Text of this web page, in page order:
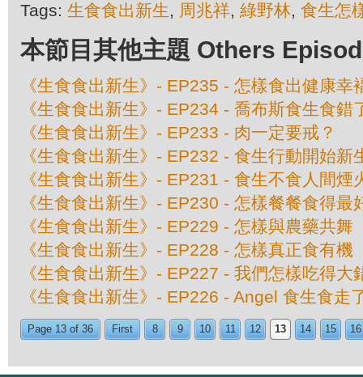
Tags: 生食食出新生, 周兆祥, 綠野林, 食生怎
本節目其他主題 Others
《生食食出新生》- EP235 - 怎樣食出健康幸
《生食食出新生》- EP234 - 喬布斯食生食錯
《生食食出新生》- EP233 - 肉一定要戒？
《生食食出新生》- EP232 - 食生行動開始新
《生食食出新生》- EP231 - 食生不食人間煙
《生食食出新生》- EP230 - 怎樣餐餐食得最
《生食食出新生》- EP229 - 怎樣與農藥共舞
《生食食出新生》- EP228 - 怎樣真正食有機
《生食食出新生》- EP227 - 我們怎樣吃得大
《生食食出新生》- EP226 - Angel 食生食走
Page 13 of 36 First 8 9 10 11 12 13 14 15 16